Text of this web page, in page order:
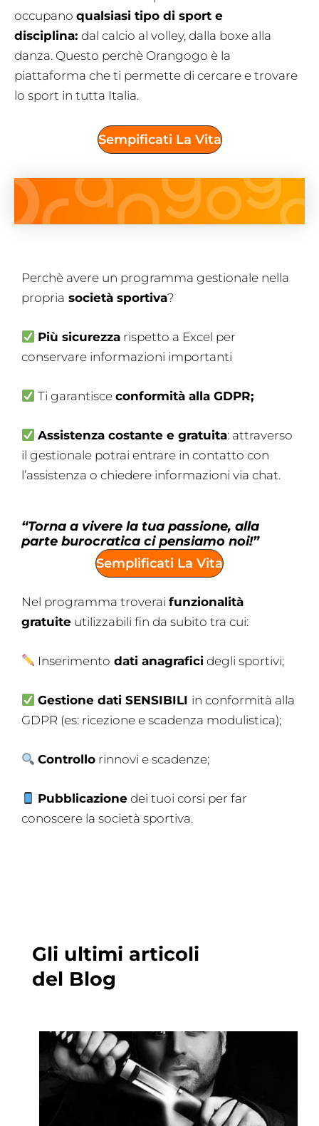
occupano qualsiasi tipo di sport e
disciplina: dal calcio al volley, dalla boxe alla
danza. Questo perchè Orangogo è la
piattaforma che ti permette di cercare e trovare
lo sport in tutta Italia.
Sempificati La Vita
Perchè avere un programma gestionale nella
propria società sportiva?
Più sicurezza rispetto a Excel per
conservare informazioni importanti
Ti garantisceconformità alla GDPR;
Assistenza costante e gratuita: attraverso
il gestionale potrai entrare in contatto con
l’assistenza o chiedere informazioni via chat.
“Torna a vivere la tua passione, alla
parte burocratica ci pensiamo noi!”
Semplificati La Vita
Nel programma troverai funzionalità
gratuite utilizzabili fin da subito tra cui:
Inserimento dati anagrafici degli sportivi;
Gestione dati SENSIBILI in conformità alla
GDPR (es: ricezione e scadenza modulistica);
Controllo rinnovi e scadenze;
Pubblicazione dei tuoi corsi per far
conoscere la società sportiva.
Gli ultimi articoli
del Blog